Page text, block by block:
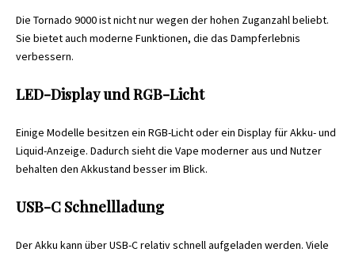
Die Tornado 9000 ist nicht nur wegen der hohen Zuganzahl beliebt.
Sie bietet auch moderne Funktionen, die das Dampferlebnis
verbessern.
LED-Display und RGB-Licht
Einige Modelle besitzen ein RGB-Licht oder ein Display für Akku- und
Liquid-Anzeige. Dadurch sieht die Vape moderner aus und Nutzer
behalten den Akkustand besser im Blick.
USB-C Schnellladung
Der Akku kann über USB-C relativ schnell aufgeladen werden. Viele